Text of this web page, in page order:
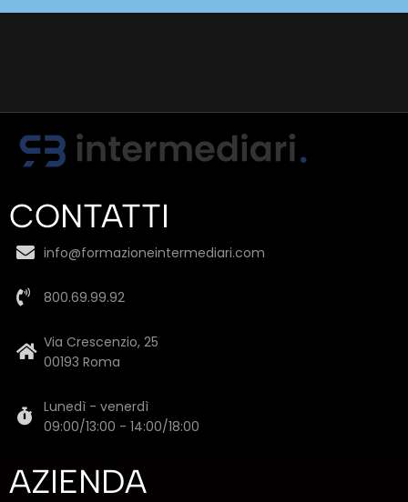
CONTATTI
info@formazioneintermediari.com
800.69.99.92
Via Crescenzio, 25
00193 Roma
Lunedì - venerdì
09:00/13:00 - 14:00/18:00
AZIENDA